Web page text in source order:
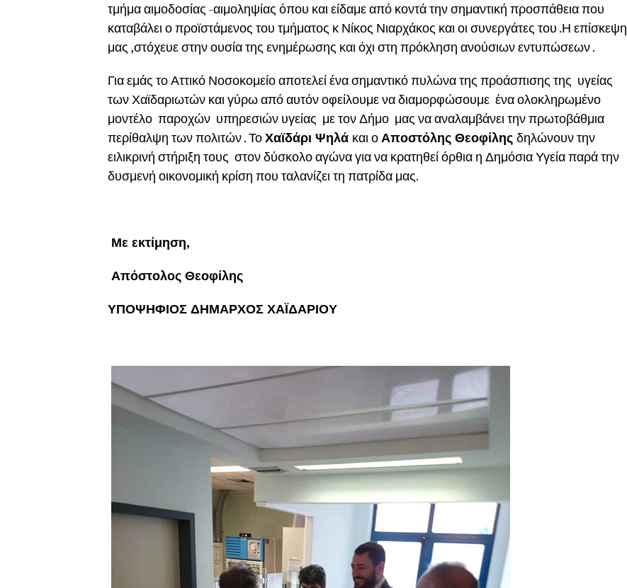
τμήμα αιμοδοσίας -αιμοληψίας όπου και είδαμε από κοντά την σημαντική προσπάθεια που
καταβάλει ο προϊστάμενος του τμήματος κ Νίκος Νιαρχάκος και οι συνεργάτες του .Η επίσκεψη
μας ,στόχευε στην ουσία της ενημέρωσης και όχι στη πρόκληση ανούσιων εντυπώσεων .
Για εμάς το Αττικό Νοσοκομείο αποτελεί ένα σημαντικό πυλώνα της προάσπισης της υγείας
των Χαϊδαριωτών και γύρω από αυτόν οφείλουμε να διαμορφώσουμε ένα ολοκληρωμένο
μοντέλο παροχών υπηρεσιών υγείας με τον Δήμο μας να αναλαμβάνει την πρωτοβάθμια
περίθαλψη των πολιτών . ΤοΧαϊδάρι Ψηλά και οΑποστόλης Θεοφίλης δηλώνουν την
ειλικρινή στήριξη τους στον δύσκολο αγώνα για να κρατηθεί όρθια η Δημόσια Υγεία παρά την
δυσμενή οικονομική κρίση που ταλανίζει τη πατρίδα μας.
Με εκτίμηση,
Απόστολος Θεοφίλης
ΥΠΟΨΗΦΙΟΣ ΔΗΜΑΡΧΟΣ ΧΑΪΔΑΡΙΟΥ